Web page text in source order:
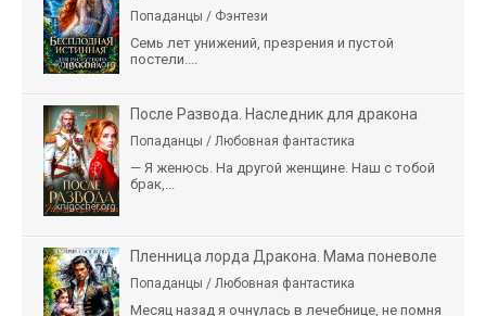
Попаданцы / Фэнтези
Семь лет унижений, презрения и пустой
постели....
После Развода. Наследник для дракона
Попаданцы / Любовная фантастика
— Я женюсь. На другой женщине. Наш с тобой
брак,...
Пленница лорда Дракона. Мама поневоле
Попаданцы / Любовная фантастика
Месяц назад я очнулась в лечебнице, не помня